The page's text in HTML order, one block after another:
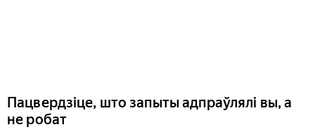
Пацвердзіце, што запыты адпраўлялі вы, а
не робат